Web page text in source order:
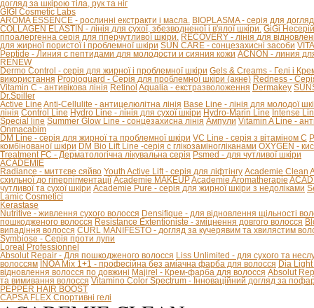
догляд за шкірою тіла, рук та ніг
GIGI Cosmetic Labs
AROMA ESSENCE - рослинні екстракти і масла. BIOPLASMA - серія для
COLLAGEN ELASTIN - лінія для сухої, збезводненої і в'ялої шкіри. GiGi
гіпоалергенна серія для гіперчутливої ​​шкіри. RECOVERY - лінія для
для жирної пористої і проблемної шкіри SUN CARE - сонцезахисні засоби
Peptide - Линия с пептидами для молодости и сияния кожи ACNON - линия
RENEW
Dermo Control - серія для жирної і проблемної шкіри Gels & Creams - Гелі і
використання Propioguard - Серія для проблемної шкіри (акне) Redness -
Vitamin C - антивікова лінія Retinol Aqualia - екстразволоження Dermakey
Dr.Spiller
Active Line Anti-Cellulite - антицелюлітна лінія Base Line - лінія для молодої
лінія Control Line Hydro Line - лінія для сухої шкіри Hydro-Marin Line Intense
Special line Summer Glow Line - сонцезахисна лінія Ампули Vitamin A Line -
Onmacabim
DM Line - серія для жирної та проблемної шкіри VC Line - серія з вітаміном С
комбінованої шкіри DM Bio Lift Line -cерія с глікозаміногліканами OXYGEN -
Treatment FC - Дерматологічна лікувальна серія Psmed - для чутливої шкіри
ACADEMIE
Radiance - миттєве сяйво Youth Active Lift - серія для ліфтінгу Academie Clean
схильної до гіперпігментації Academie MAKEUPAcademie Aromatherapie
чутливої та сухої шкіри Academie Pure - серія для жирної шкіри з недоліками
Lamic Cosmetici
Kerastase
Nutritive - живлення сухого волосся Densifique - для відновлення щільності
пошкодженого волосся Resistance Extentioniste - зміцнення довгого волосся
випадіння волосся CURL MANIFESTO - догляд за кучерявим та хвилястим
Symbiose - Серія проти лупи
Loreal Professionnel
Absolut Repair - Для пошкодженого волосся Liss Unlimited - для сухого та
волоссям INOA Mix 1+1 - професійна без аміачна фарба для волосся Dia Light
відновлення волосся по довжині Majirel - Крем-фарба для волосся Absolut
та вимивання волосся Vitamino Color Spectrum - Інноваційний догляд за
PEPPER HAIR BOOST
CAPSA FLEX Спортивні гелі